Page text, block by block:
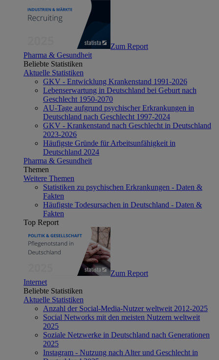
Zum Report
Pharma & Gesundheit
Beliebte Statistiken
Aktuelle Statistiken
GKV - Entwicklung Krankenstand 1991-2026
Lebenserwartung in Deutschland bei Geburt nach
Geschlecht 1950-2070
AU-Tage aufgrund psychischer Erkrankungen in
Deutschland nach Geschlecht 1997-2024
GKV - Krankenstand nach Geschlecht in Deutschland
2023-2026
Häufigste Gründe für Arbeitsunfähigkeit in
Deutschland 2024
Pharma & Gesundheit
Themen
Weitere Themen
Statistiken zu psychischen Erkrankungen - Daten &
Fakten
Häufigste Todesursachen in Deutschland - Daten &
Fakten
Top Report
Zum Report
Internet
Beliebte Statistiken
Aktuelle Statistiken
Anzahl der Social-Media-Nutzer weltweit 2012-2025
Social Networks mit den meisten Nutzern weltweit
2025
Soziale Netzwerke in Deutschland nach Generationen
2025
Instagram - Nutzung nach Alter und Geschlecht in